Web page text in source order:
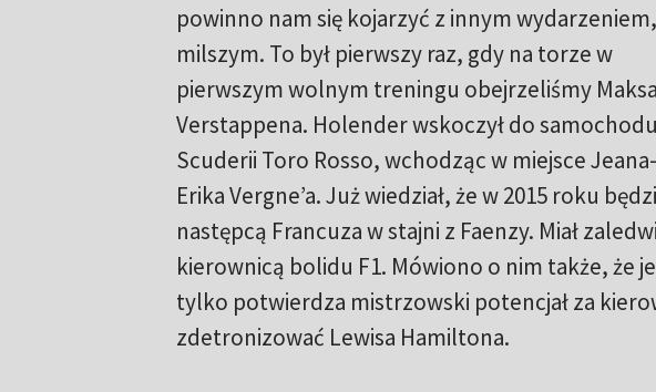
powinno nam się kojarzyć z innym wydarzeniem,
milszym. To był pierwszy raz, gdy na torze w
pierwszym wolnym treningu obejrzeliśmy Maksa
Verstappena. Holender wskoczył do samochodu
Scuderii Toro Rosso, wchodząc w miejsce Jeana-
Erika Vergne’a. Już wiedział, że w 2015 roku
następcą Francuza w stajni z Faenzy. Miał
kierownicą bolidu F1. Mówiono o nim także, że
tylko potwierdza mistrzowski potencjał za
zdetronizować Lewisa Hamiltona.